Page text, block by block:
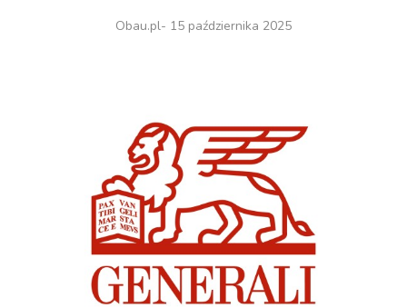
Obau.pl- 15 października 2025